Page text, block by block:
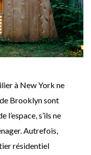
à New York ne
Brooklyn sont
s’ils ne
Autrefois,
résidentiel